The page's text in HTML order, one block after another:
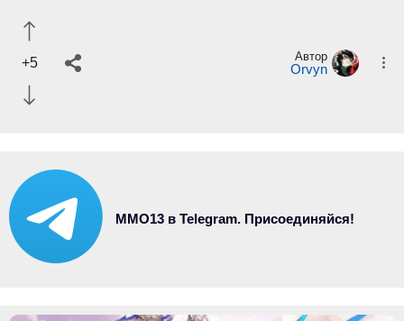
+5 Автор
Orvyn
MMO13 в Telegram. Присоединяйся!